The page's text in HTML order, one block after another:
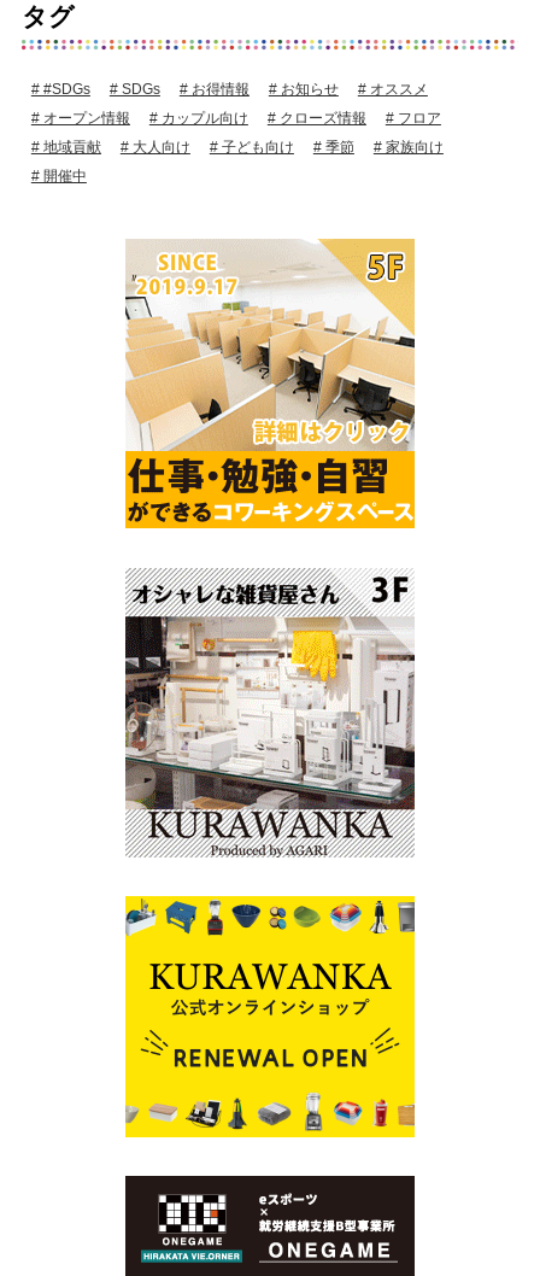
タグ
#SDGs SDGs お得情報 お知らせ
オススメ
オープン情報
カップル向け クローズ情報
フロア
地域貢献
大人向け 子ども向け 季節
家族向け
開催中